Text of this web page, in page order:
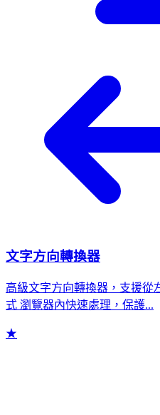
文字方向轉換器
高級文字方向轉換器，支援從
式 瀏覽器內快速處理，保護...
★